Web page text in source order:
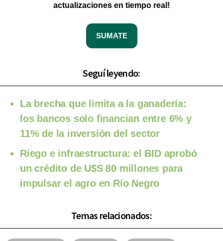
actualizaciones en tiempo real!
SUMATE
Seguí leyendo:
La brecha que limita a la ganadería:
los bancos solo financian entre 6% y
11% de la inversión del sector
Riego e infraestructura: el BID aprobó
un crédito de U$S 80 millones para
impulsar el agro en Río Negro
Temas relacionados: